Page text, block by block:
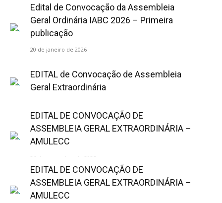
Edital de Convocação da Assembleia
Geral Ordinária IABC 2026 – Primeira
publicação
20 de janeiro de 2026
EDITAL de Convocação de Assembleia
Geral Extraordinária
27 de novembro de 2025
EDITAL DE CONVOCAÇÃO DE
ASSEMBLEIA GERAL EXTRAORDINÁRIA –
AMULECC
26 de novembro de 2025
EDITAL DE CONVOCAÇÃO DE
ASSEMBLEIA GERAL EXTRAORDINÁRIA –
AMULECC